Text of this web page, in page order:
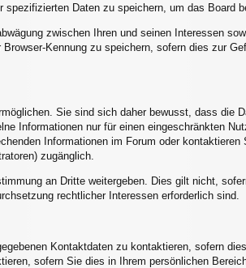
Daten zu speichern, um das Board
zwischen Ihren und seinen Interessen
Kennung zu speichern, sofern dies zur
Sie sind sich daher bewusst, dass die
Informationen nur für einen eingeschränkten
Informationen im Forum oder
zugänglich.
an Dritte weitergeben. Dies gilt nicht,
rechtlicher Interessen erforderlich sind.
Kontaktdaten zu kontaktieren, sofern
sofern Sie dies in Ihrem persönlichen